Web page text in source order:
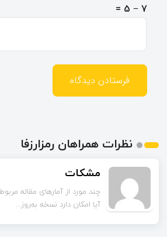
7 − 5 =
نظرات همراهان رمزارزفا
مشکات
چند مورد از آمارهای مقاله
آیا امکان دارد نسخه به‌روز...